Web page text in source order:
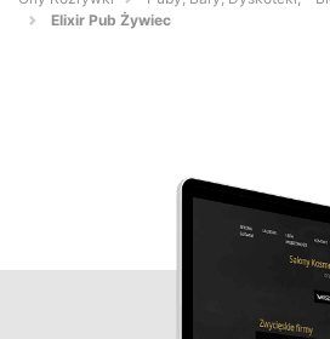
Elixir Pub Żywiec